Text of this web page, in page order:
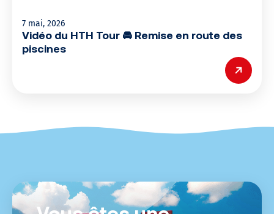
7 mai, 2026
Vidéo du HTH Tour 🚘 Remise en route des
piscines